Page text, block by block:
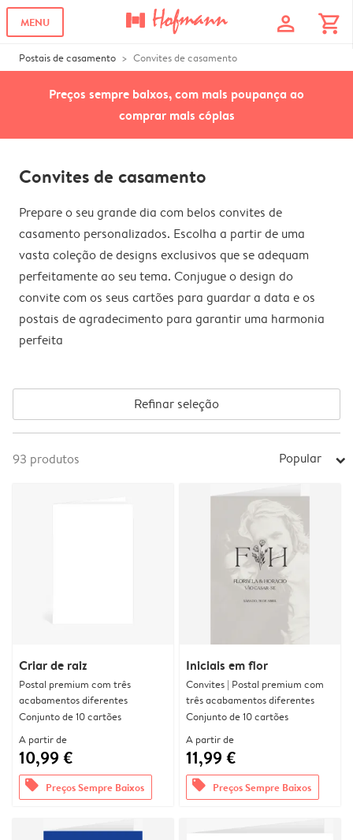
MENU profile shopping_cart
Postais de casamento Convites de casamento
Preços sempre baixos, com mais poupança ao
comprar mais cópias
Convites de casamento
Prepare o seu grande dia com belos convites de
casamento personalizados. Escolha a partir de uma
vasta coleção de designs exclusivos que se adequam
perfeitamente ao seu tema. Conjugue o design do
convite com os seus cartões para guardar a data e os
postais de agradecimento para garantir uma harmonia
perfeita
Refinar seleção
93 produtos Popular arrow_right
Criar de raiz
Postal premium com três
acabamentos diferentes
Conjunto de 10 cartões
A partir de
10,99 €
offers Preços Sempre Baixos
Iniciais em flor
Convites | Postal premium com
três acabamentos diferentes
Conjunto de 10 cartões
A partir de
11,99 €
offers Preços Sempre Baixos